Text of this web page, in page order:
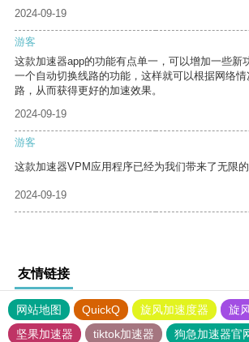
2024-09-19
游客
这款加速器app的功能有点单一，可以增加一些新
一个自动切换线路的功能，这样就可以根据网络
路，从而获得更好的加速效果。
2024-09-19
游客
这款加速器VPM应用程序已经为我们带来了无限的
2024-09-19
友情链接
网站地图 QuickQ 旋风加速度器
旋
坚果加速器
tiktok加速器
狗急加速器官